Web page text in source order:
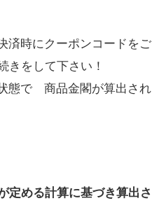
済時にクーポンコードをご
きをして下さい！
態で 商品金閣が算出され
定める計算に基づき算出さ